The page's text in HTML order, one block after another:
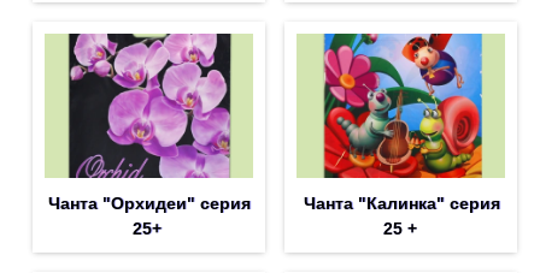
Чанта "Орхидеи" серия
25+
Чанта "Калинка" серия
25 +